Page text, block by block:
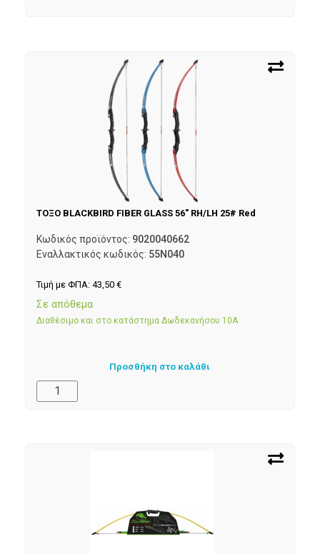
ΤΟΞΟ BLACKBIRD FIBER GLASS 56″ RH/LH 25# Red
Κωδικός προϊόντος: 9020040662
Εναλλακτικός κωδικός: 55N040
Τιμή με ΦΠΑ: 43,50 €
Σε απόθεμα
Διαθέσιμο και στο κατάστημα Δωδεκανήσου 10Α
Προσθήκη στο καλάθι